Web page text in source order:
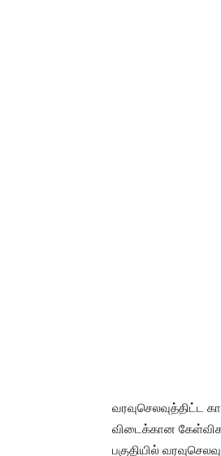
வரவுசெலவுத்திட்ட
விடைக்கான
பகுதியில்